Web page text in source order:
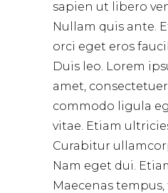
sapien ut libero
Nullam quis ante.
orci eget eros
Duis leo. Lorem
amet,
commodo ligula
vitae. Etiam
Curabitur
Nam eget dui.
Maecenas